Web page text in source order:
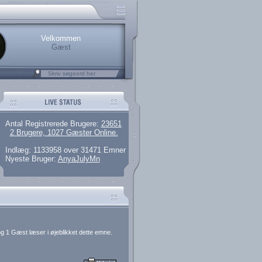
brugere
artikler og 135 guides
her.
Velkommen
Gæst
Antal Registrerede Brugere: 23651
2 Brugere, 1027 Gæster Online.
Indlæg: 1133958 over 31471 Emner
Nyeste Bruger: AnyaJulyMn
1 Gæst læser i øjeblikket dette emne.